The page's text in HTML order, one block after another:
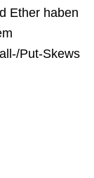
Ether haben
Put-Skews